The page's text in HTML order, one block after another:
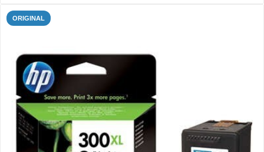
ORIGINAL